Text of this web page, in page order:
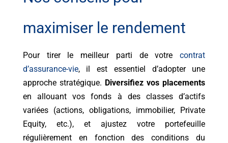
maximiser le rendement
Pour tirer le meilleur parti de votrecontrat
d’assurance-vie, il est essentiel d’adopter une
approche stratégique. Diversifiez vos placements
en allouant vos fonds à des classes d’actifs
variées (actions, obligations, immobilier, Private
Equity, etc.), et ajustez votre portefeuille
régulièrement en fonction des conditions du